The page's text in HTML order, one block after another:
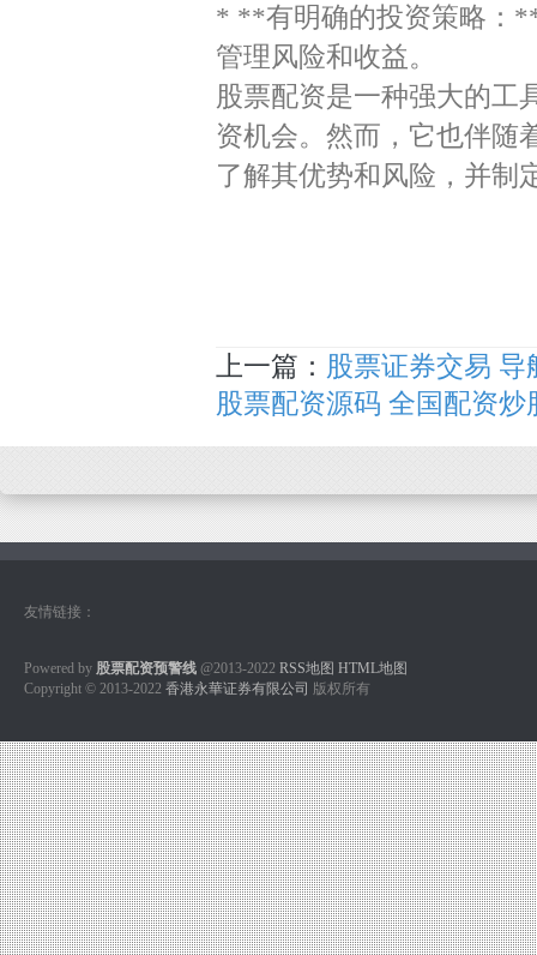
* **有明确的投资策略：
管理风险和收益。
股票配资是一种强大的工
资机会。然而，它也伴随
了解其优势和风险，并制
上一篇： 股票证券交易
股票配资源码 全国配资
友情链接：
Powered by 股票配资预警线 @2013-2022 RSS地图 HTML地图
Copyright © 2013-2022 香港永華证券有限公司 版权所有